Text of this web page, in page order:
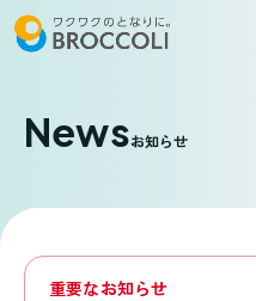
Newsお知らせ
重要なお知らせ